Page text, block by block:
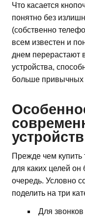
Что касается
понятно без
(собственно
всем известен и
днем перерастают
устройства,
больше
устройств
Прежде чем
для каких целей он
очередь. Условно
поделить на три
Для